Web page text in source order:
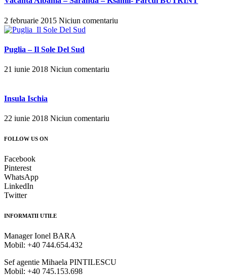
2 februarie 2015 Niciun comentariu
Puglia – Il Sole Del Sud
21 iunie 2018 Niciun comentariu
Insula Ischia
22 iunie 2018 Niciun comentariu
FOLLOW US ON
Facebook
Pinterest
WhatsApp
LinkedIn
Twitter
INFORMATII UTILE
Manager Ionel BARA
Mobil: +40 744.654.432
Sef agentie Mihaela PINTILESCU
Mobil: +40 745.153.698